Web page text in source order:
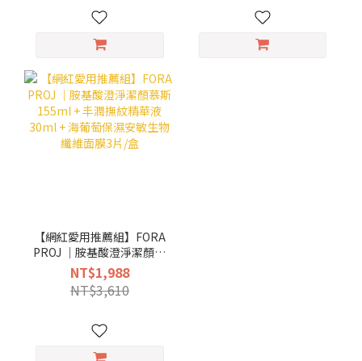
【網紅愛用推薦組】FORA
PROJ ｜胺基酸澄淨潔顏慕
斯155ml + 丰潤撫紋精華
液30ml + 海葡萄保濕安敏
生物纖維面膜3片/盒
NT$1,988
NT$3,610